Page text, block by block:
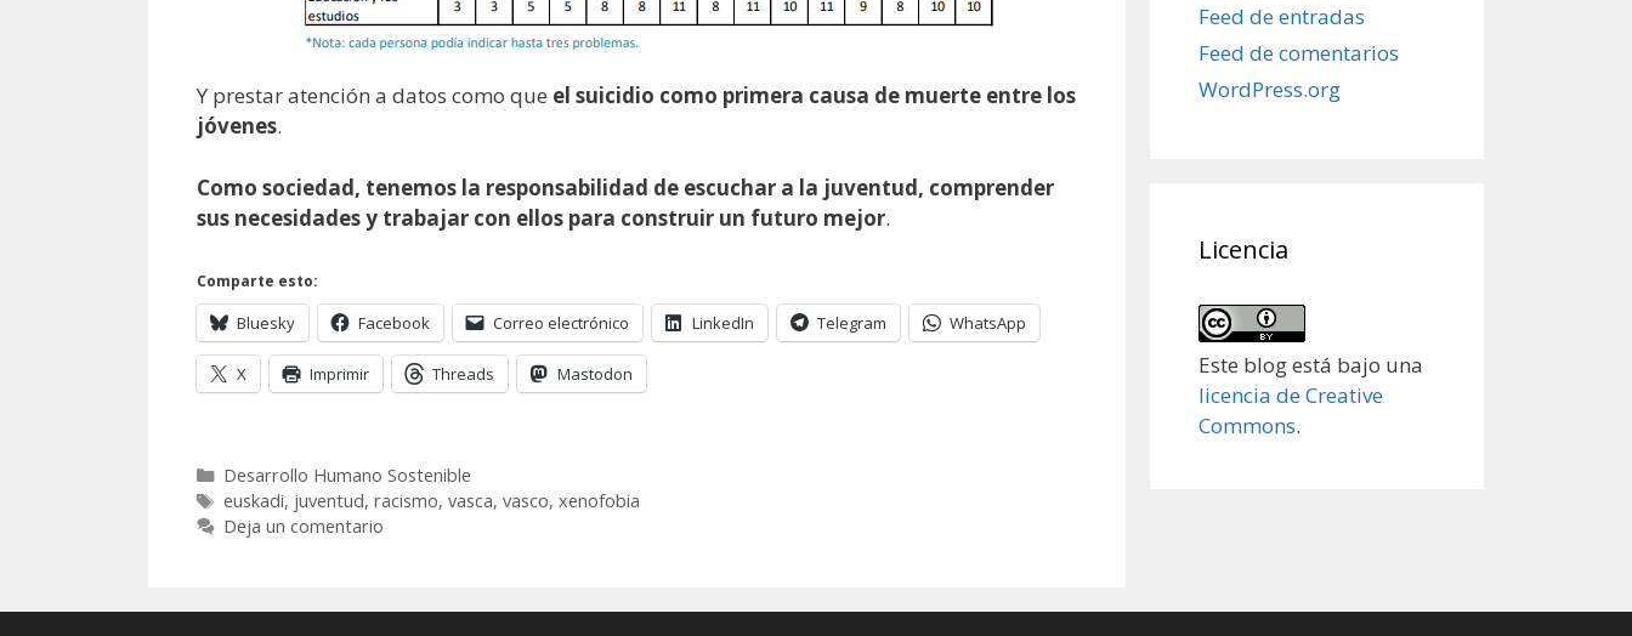
Y prestar atención a datos como que el suicidio como primera causa de muerte entre los
jóvenes.
Como sociedad, tenemos la responsabilidad de escuchar a la juventud, comprender
sus necesidades y trabajar con ellos para construir un futuro mejor.
Comparte esto:
Bluesky Facebook Correo electrónico LinkedIn Telegram WhatsApp
X Imprimir Threads Mastodon
Categorías
Desarrollo Humano Sostenible
Etiquetas
euskadi, juventud, racismo, vasca, vasco, xenofobia
Deja un comentario
Feed de entradas
Feed de comentarios
WordPress.org
Licencia
Este blog está bajo una
licencia de Creative
Commons.